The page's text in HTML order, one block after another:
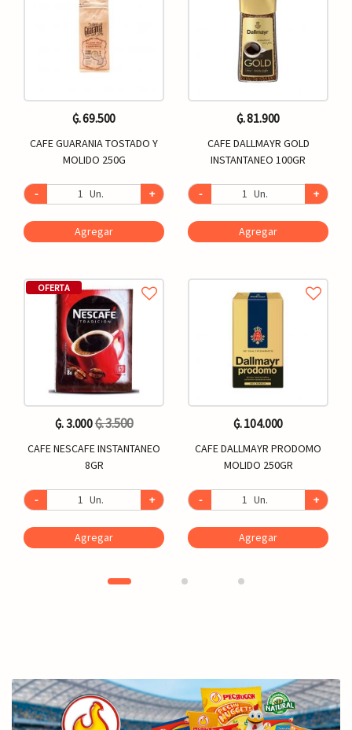
₲. 69.500
CAFE GUARANIA TOSTADO Y
MOLIDO 250G
- Un. +
Agregar
OFERTA
₲. 3.000₲. 3.500
CAFE NESCAFE INSTANTANEO
8GR
- Un. +
Agregar
₲. 81.900
CAFE DALLMAYR GOLD
INSTANTANEO 100GR
- Un. +
Agregar
₲. 104.000
CAFE DALLMAYR PRODOMO
MOLIDO 250GR
- Un. +
Agregar